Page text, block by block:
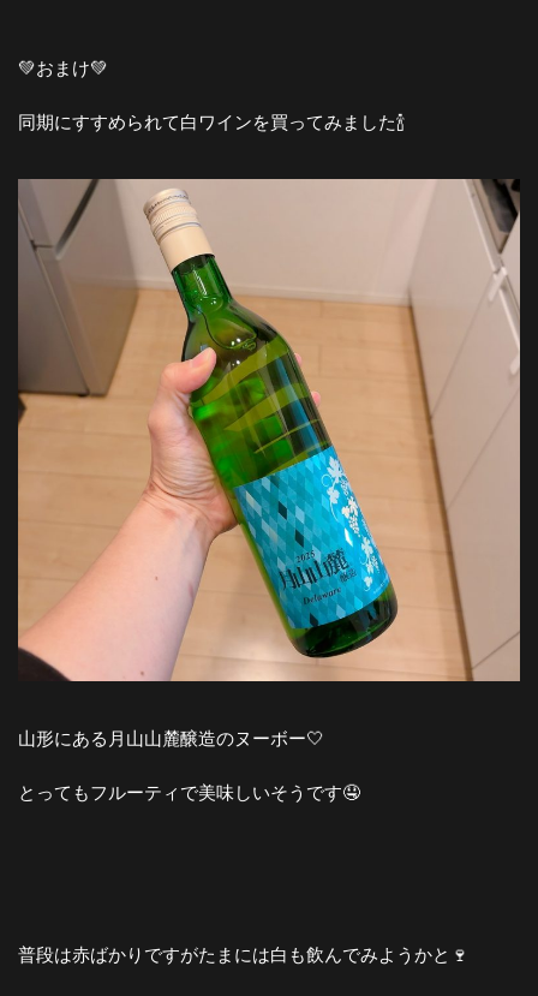
💚おまけ💚
同期にすすめられて白ワインを買ってみました🍾
山形にある月山山麓醸造のヌーボー🤍
とってもフルーティで美味しいそうです🤤
普段は赤ばかりですがたまには白も飲んでみようかと🍷